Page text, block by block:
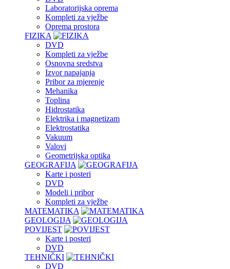
Laboratorijska oprema
Kompleti za vježbe
Oprema prostora
FIZIKA
DVD
Kompleti za vježbe
Osnovna sredstva
Izvor napajanja
Pribor za mjerenje
Mehanika
Toplina
Hidrostatika
Elektrika i magnetizam
Elektrostatika
Vakuum
Valovi
Geometrijska optika
GEOGRAFIJA
Karte i posteri
DVD
Modeli i pribor
Kompleti za vježbe
MATEMATIKA
GEOLOGIJA
POVIJEST
Karte i posteri
DVD
TEHNIČKI
DVD